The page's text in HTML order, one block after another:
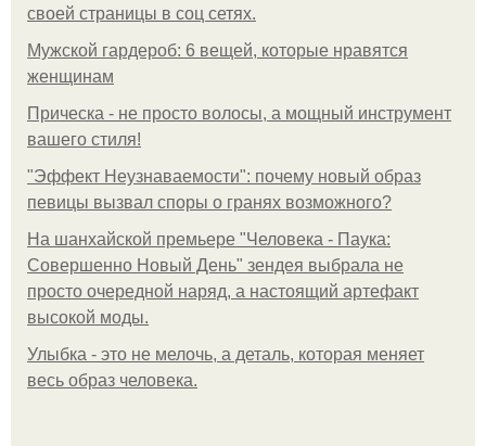
своей страницы в соц сетях.
Мужской гардероб: 6 вещей, которые нравятся
женщинам
Прическа - не просто волосы, а мощный инструмент
вашего стиля!
"Эффект Неузнаваемости": почему новый образ
певицы вызвал споры о гранях возможного?
На шанхайской премьере "Человека - Паука:
Совершенно Новый День" зендея выбрала не
просто очередной наряд, а настоящий артефакт
высокой моды.
Улыбка - это не мелочь, а деталь, которая меняет
весь образ человека.